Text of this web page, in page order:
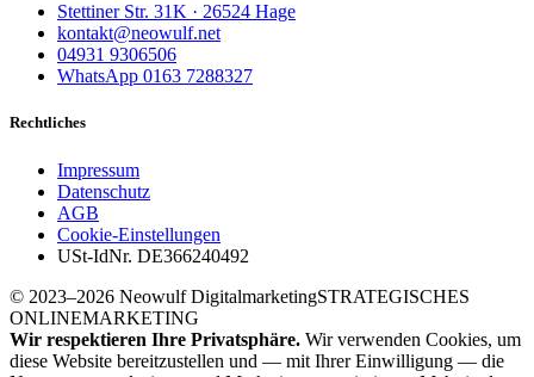
Stettiner Str. 31K · 26524 Hage
kontakt@neowulf.net
04931 9306506
WhatsApp 0163 7288327
Rechtliches
Impressum
Datenschutz
AGB
Cookie-Einstellungen
USt-IdNr. DE366240492
© 2023–2026 Neowulf DigitalmarketingSTRATEGISCHES
ONLINEMARKETING
Wir respektieren Ihre Privatsphäre. Wir verwenden Cookies, um
diese Website bereitzustellen und — mit Ihrer Einwilligung — die